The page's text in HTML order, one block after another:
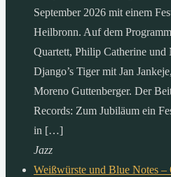
September 2026 mit einem
Heilbronn. Auf dem
Quartett, Philip Catherine
Django’s Tiger mit Jan
Moreno Guttenberger. Der
Records: Zum Jubiläum ein
in […]
Jazz
Weißwürste und Blue Notes